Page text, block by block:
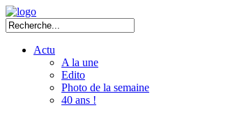
Actu
A la une
Edito
Photo de la semaine
40 ans !